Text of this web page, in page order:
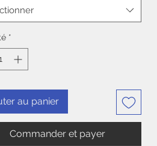
*
au panier
Commander et payer